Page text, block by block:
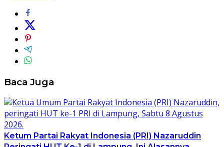
Baca Juga
Ketum Partai Rakyat Indonesia (PRI) Nazaruddin